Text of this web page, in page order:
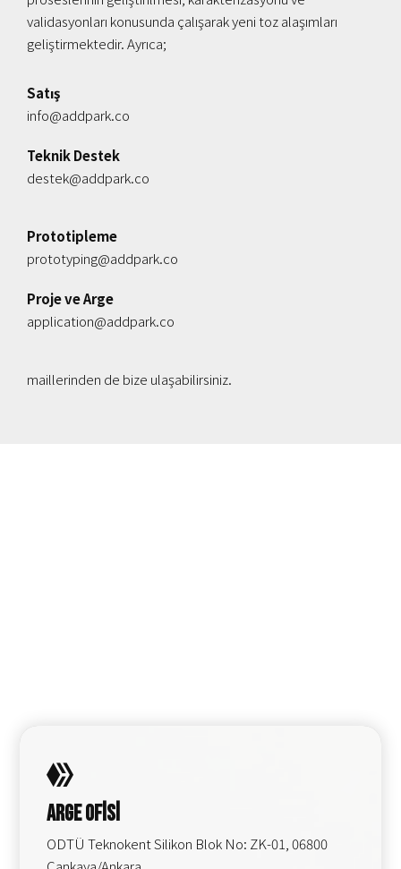
validasyonları konusunda çalışarak yeni toz alaşımları
geliştirmektedir. Ayrıca;
Satış
info@addpark.co
Teknik Destek
destek@addpark.co
Prototipleme
prototyping@addpark.co
Proje ve Arge
application@addpark.co
maillerinden de bize ulaşabilirsiniz.
Arge Ofisi
ODTÜ Teknokent Silikon Blok No: ZK-01, 06800